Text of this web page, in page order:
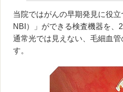
当院ではがんの早期発見に役
NBI）」ができる検査機器を、
通常光では見えない、毛細血
す。